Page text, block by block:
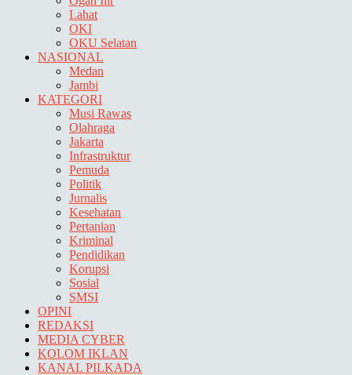
Lahat
OKI
OKU Selatan
NASIONAL
Medan
Jambi
KATEGORI
Musi Rawas
Olahraga
Jakarta
Infrastruktur
Pemuda
Politik
Jurnalis
Kesehatan
Pertanian
Kriminal
Pendidikan
Korupsi
Sosial
SMSI
OPINI
REDAKSI
MEDIA CYBER
KOLOM IKLAN
KANAL PILKADA